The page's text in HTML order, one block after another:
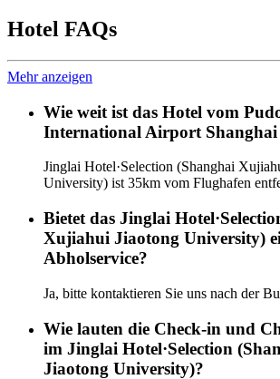
Hotel FAQs
Mehr anzeigen
Wie weit ist das Hotel vom
International Airport Shanghai
Jinglai Hotel·Selection (Shanghai
University) ist 35km vom Flughafen
Bietet das Jinglai
Xujiahui Jiaotong University)
Abholservice?
Ja, bitte kontaktieren Sie uns nach der
Wie lauten die Check-in und
im Jinglai Hotel·Selection
Jiaotong University)?